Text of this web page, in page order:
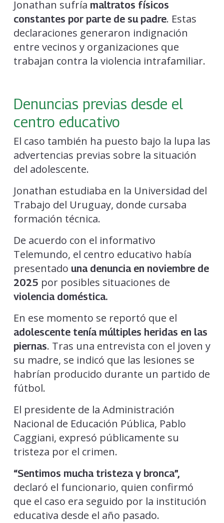
Jonathan sufría maltratos físicos
constantes por parte de su padre. Estas
declaraciones generaron indignación
entre vecinos y organizaciones que
trabajan contra la violencia intrafamiliar.
Denuncias previas desde el
centro educativo
El caso también ha puesto bajo la lupa las
advertencias previas sobre la situación
del adolescente.
Jonathan estudiaba en la Universidad del
Trabajo del Uruguay, donde cursaba
formación técnica.
De acuerdo con el informativo
Telemundo, el centro educativo había
presentado una denuncia en noviembre de
2025 por posibles situaciones de
violencia doméstica.
En ese momento se reportó que el
adolescente tenía múltiples heridas en las
piernas. Tras una entrevista con el joven y
su madre, se indicó que las lesiones se
habrían producido durante un partido de
fútbol.
El presidente de la Administración
Nacional de Educación Pública, Pablo
Caggiani, expresó públicamente su
tristeza por el crimen.
“Sentimos mucha tristeza y bronca”,
declaró el funcionario, quien confirmó
que el caso era seguido por la institución
educativa desde el año pasado.